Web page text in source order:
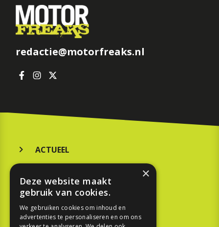
redactie@motorfreaks.nl
ACTUEEL
KOOPGIDS
TESTEN
×
Deze website maakt
gebruik van cookies.
We gebruiken cookies om inhoud en
advertenties te personaliseren en om ons